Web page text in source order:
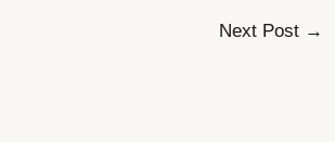
Next Post →